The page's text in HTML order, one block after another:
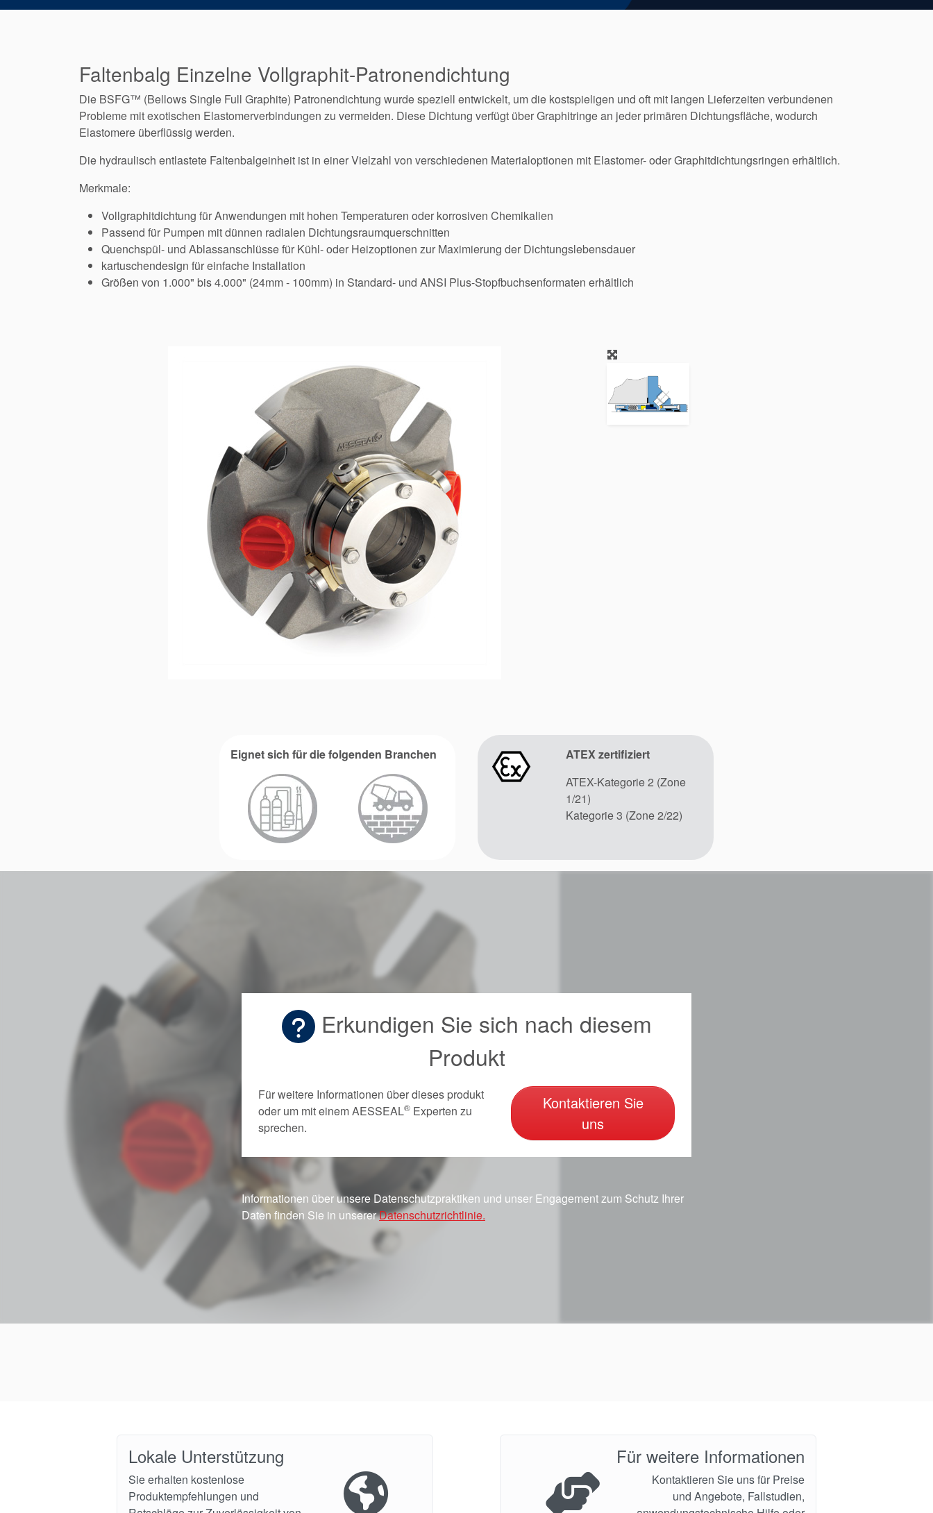
Faltenbalg Einzelne Vollgraphit-Patronendichtung
Die BSFG™ (Bellows Single Full Graphite) Patronendichtung wurde speziell entwickelt, um die kostspieligen und oft mit langen Lieferzeiten verbundenen
Probleme mit exotischen Elastomerverbindungen zu vermeiden. Diese Dichtung verfügt über Graphitringe an jeder primären Dichtungsfläche, wodurch
Elastomere überflüssig werden.
Die hydraulisch entlastete Faltenbalgeinheit ist in einer Vielzahl von verschiedenen Materialoptionen mit Elastomer- oder Graphitdichtungsringen erhältlich.
Merkmale:
Vollgraphitdichtung für Anwendungen mit hohen Temperaturen oder korrosiven Chemikalien
Passend für Pumpen mit dünnen radialen Dichtungsraumquerschnitten
Quenchspül- und Ablassanschlüsse für Kühl- oder Heizoptionen zur Maximierung der Dichtungslebensdauer
kartuschendesign für einfache Installation
Größen von 1.000" bis 4.000" (24mm - 100mm) in Standard- und ANSI Plus-Stopfbuchsenformaten erhältlich
Eignet sich für die folgenden Branchen
ATEX zertifiziert
ATEX-Kategorie 2 (Zone
1/21)
Kategorie 3 (Zone 2/22)
Erkundigen Sie sich nach diesem
Produkt
Für weitere Informationen über dieses produkt
oder um mit einem AESSEAL® Experten zu
sprechen.
Kontaktieren Sie
uns
Informationen über unsere Datenschutzpraktiken und unser Engagement zum Schutz Ihrer
Daten finden Sie in unsererDatenschutzrichtlinie.
Lokale Unterstützung
Sie erhalten kostenlose
Produktempfehlungen und
Für weitere Informationen
Kontaktieren Sie uns für Preise
und Angebote, Fallstudien,